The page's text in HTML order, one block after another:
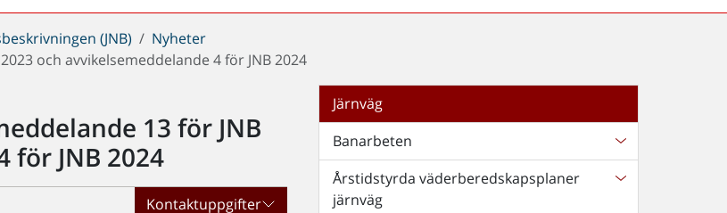
(JNB)
Nyheter
och avvikelsemeddelande 4 för JNB 2024
13 för JNB
för JNB 2024
Kontaktuppgifter
Järnväg
Banarbeten
Årstidstyrda väderberedskapsplaner
järnväg